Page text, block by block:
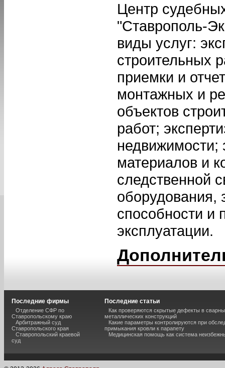
Центр
"Ставрополь-
виды услуг:
строительных
приемки и
монтажных и
объектов
работ;
недвижимости;
материалов и
следственной
оборудования,
способности и
эксплуатации.
Последние фирмы
Отделение СФР по
Ставропольскому краю
Арбитражный суд
Ставропольского края
Ставропольский краевой
суд
Последние статьи
Как проверяются скрытые дефекты в
металлических конструкций
Какие параметры контролируются при
примыкания кровли к парапету
Медицинская помощь как система